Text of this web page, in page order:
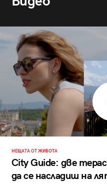
НЕЩАТА ОТ ЖИВОТА
City Guide: две
да се насладиш на